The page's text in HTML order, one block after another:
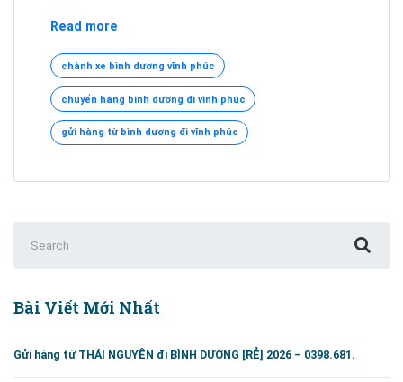
Read more
TỪ
BÌNH
DƯƠNG
ĐI
VĨNH
–
chành xe bình dương vĩnh phúc
chuyển hàng bình dương đi vĩnh phúc
gửi hàng từ bình dương đi vĩnh phúc
for:
Bài Viết Mới Nhất
Gửi hàng từ THÁI NGUYÊN đi BÌNH DƯƠNG [RẺ] 2026 – 0398.681.